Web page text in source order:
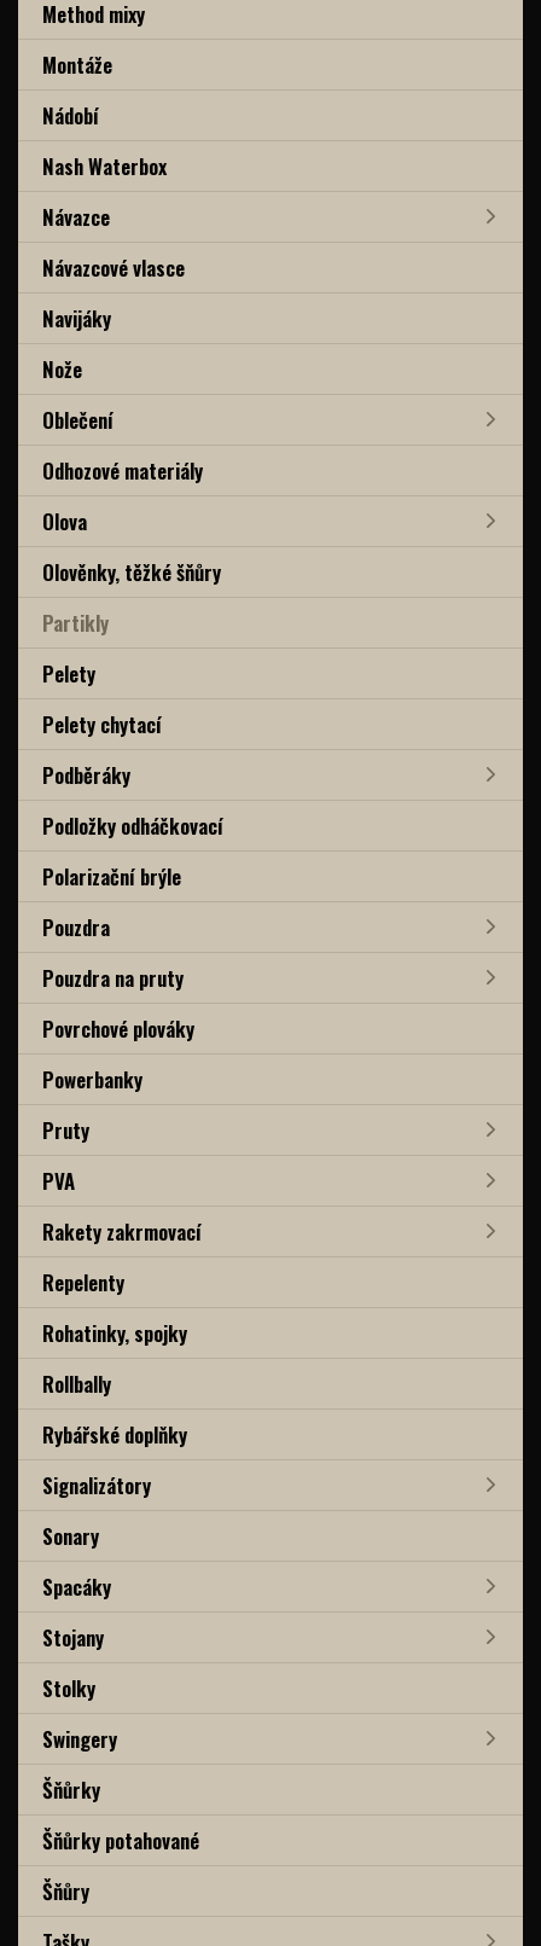
Method mixy
Montáže
Nádobí
Nash Waterbox
Návazce
Návazcové vlasce
Navijáky
Nože
Oblečení
Odhozové materiály
Olova
Olověnky, těžké šňůry
Partikly
Pelety
Pelety chytací
Podběráky
Podložky odháčkovací
Polarizační brýle
Pouzdra
Pouzdra na pruty
Povrchové plováky
Powerbanky
Pruty
PVA
Rakety zakrmovací
Repelenty
Rohatinky, spojky
Rollbally
Rybářské doplňky
Signalizátory
Sonary
Spacáky
Stojany
Stolky
Swingery
Šňůrky
Šňůrky potahované
Šňůry